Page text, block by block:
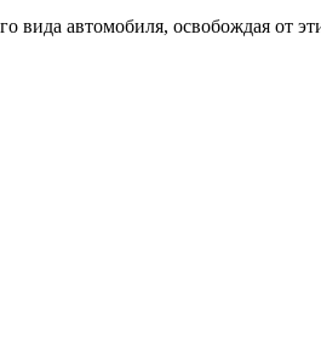
вида автомобиля, освобождая от